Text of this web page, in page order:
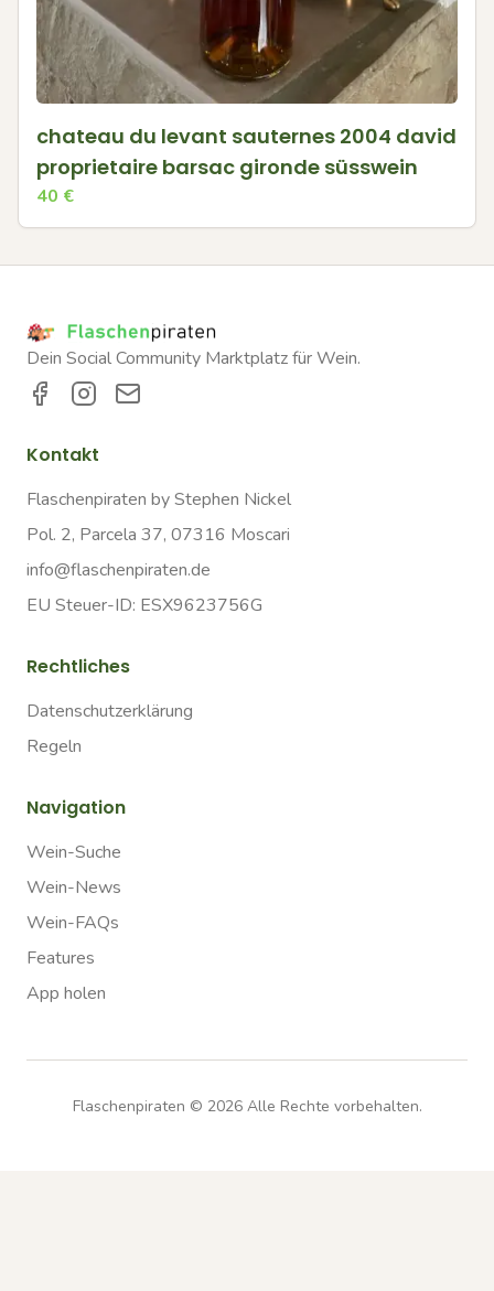
chateau du levant sauternes 2004 david
proprietaire barsac gironde süsswein
40 €
Dein Social Community Marktplatz für Wein.
Kontakt
Flaschenpiraten by Stephen Nickel
Pol. 2, Parcela 37, 07316 Moscari
info@flaschenpiraten.de
EU Steuer-ID: ESX9623756G
Rechtliches
Datenschutzerklärung
Regeln
Navigation
Wein-Suche
Wein-News
Wein-FAQs
Features
App holen
Flaschenpiraten © 2026Alle Rechte vorbehalten.